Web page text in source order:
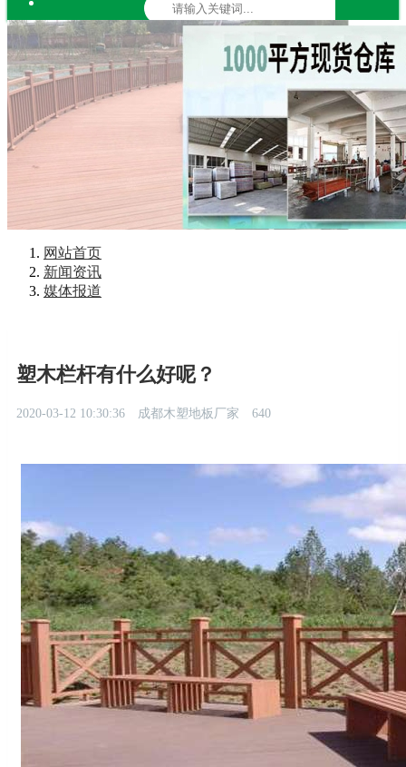
网站首页
新闻资讯
媒体报道
塑木栏杆有什么好呢？
2020-03-12 10:30:36 成都木塑地板厂家 640